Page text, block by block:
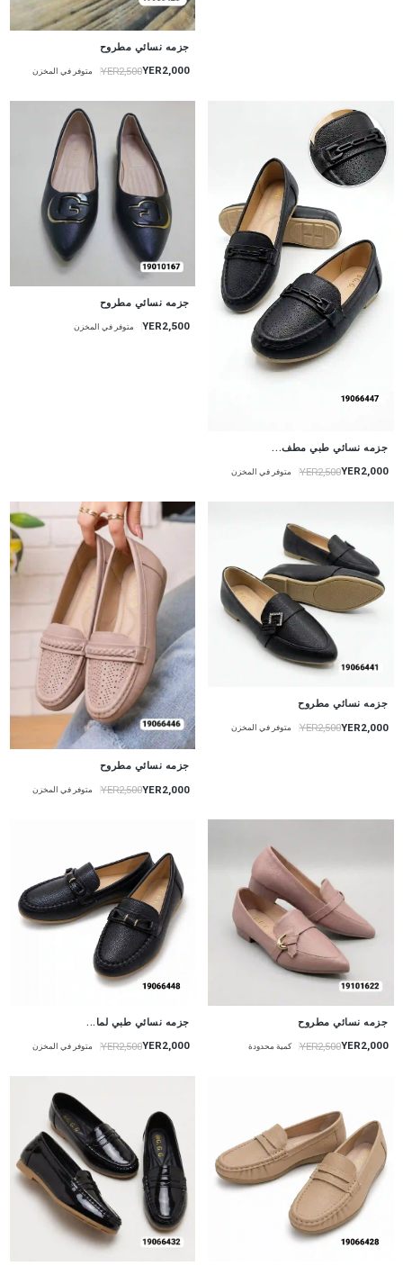
جزمه نسائي مطروح
YER2,000
YER2,500 متوفر في المخزن
جزمه نسائي طبي مطف...
YER2,000
YER2,500 متوفر في المخزن
جزمه نسائي مطروح
YER2,500 متوفر في المخزن
جزمه نسائي مطروح
YER2,000
YER2,500 متوفر في المخزن
جزمه نسائي مطروح
YER2,000
YER2,500 متوفر في المخزن
جزمه نسائي مطروح
YER2,000
YER2,500 كمية محدودة
جزمه نسائي طبي لما...
YER2,000
YER2,500 متوفر في المخزن